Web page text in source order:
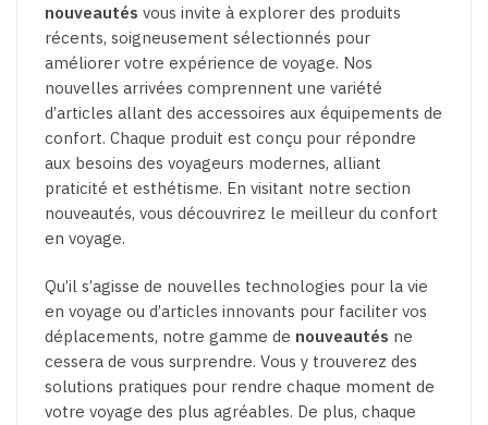
nouveautés vous invite à explorer des produits
récents, soigneusement sélectionnés pour
améliorer votre expérience de voyage. Nos
nouvelles arrivées comprennent une variété
d’articles allant des accessoires aux équipements de
confort. Chaque produit est conçu pour répondre
aux besoins des voyageurs modernes, alliant
praticité et esthétisme. En visitant notre section
nouveautés, vous découvrirez le meilleur du confort
en voyage.
Qu’il s’agisse de nouvelles technologies pour la vie
en voyage ou d’articles innovants pour faciliter vos
déplacements, notre gamme de nouveautés ne
cessera de vous surprendre. Vous y trouverez des
solutions pratiques pour rendre chaque moment de
votre voyage des plus agréables. De plus, chaque